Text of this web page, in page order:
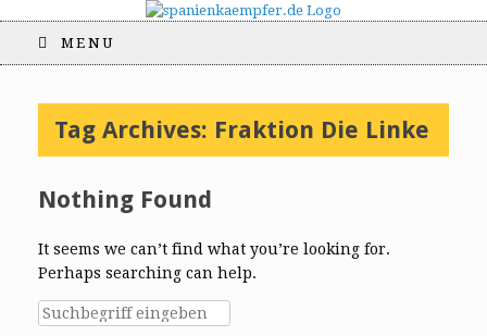
MENU
Tag Archives: Fraktion Die Linke
Nothing Found
It seems we can’t find what you’re looking for.
Perhaps searching can help.